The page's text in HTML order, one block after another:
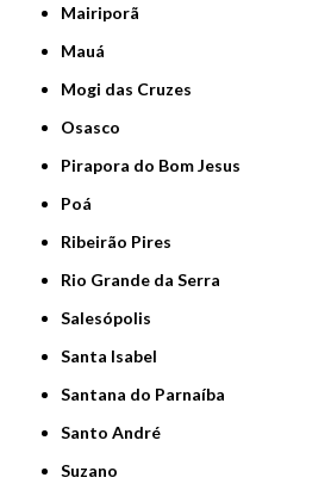
Mairiporã
Mauá
Mogi das Cruzes
Osasco
Pirapora do Bom Jesus
Poá
Ribeirão Pires
Rio Grande da Serra
Salesópolis
Santa Isabel
Santana do Parnaíba
Santo André
Suzano